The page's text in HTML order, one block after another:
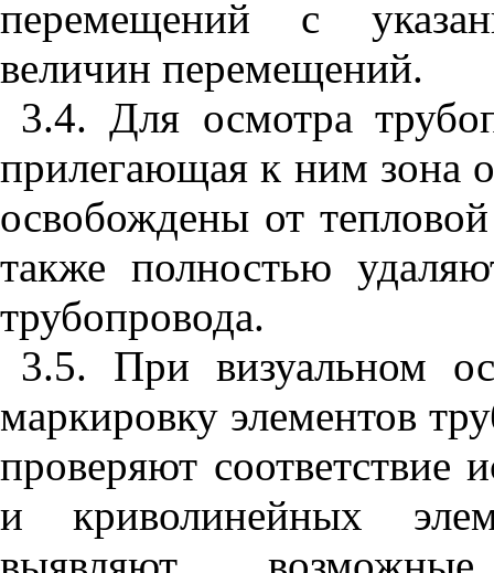
перемещений с
величин перемещений.
3.4. Для осмотра
прилегающая к ним зона
освобождены от
также полностью
трубопровода.
3.5. При визуальном
маркировку элементов
проверяют соответствие
и криволинейных